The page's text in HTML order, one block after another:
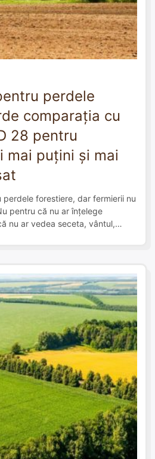
perdele
comparația cu
28 pentru
mai puțini și mai
perdele forestiere, dar fermierii nu
pentru că nu ar înțelege
nu ar vedea seceta, vântul,